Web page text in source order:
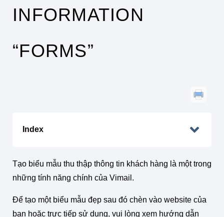
INFORMATION
“FORMS”
Index
Tạo biểu mẫu thu thập thông tin khách hàng là một trong
những tính năng chính của Vimail.
Để tạo một biểu mẫu đẹp sau đó chèn vào website của
bạn hoặc trực tiếp sử dụng, vui lòng xem hướng dẫn